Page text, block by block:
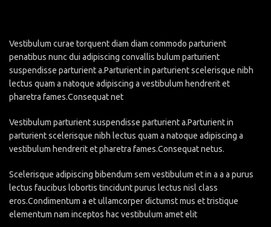
Vestibulum curae torquent diam diam commodo parturient
penatibus nunc dui adipiscing convallis bulum parturient
suspendisse parturient a.Parturient in parturient scelerisque nibh
lectus quam a natoque adipiscing a vestibulum hendrerit et
pharetra fames.Consequat net
Vestibulum parturient suspendisse parturient a.Parturient in
parturient scelerisque nibh lectus quam a natoque adipiscing a
vestibulum hendrerit et pharetra fames.Consequat netus.
Scelerisque adipiscing bibendum sem vestibulum et in a a a purus
lectus faucibus lobortis tincidunt purus lectus nisl class
eros.Condimentum a et ullamcorper dictumst mus et tristique
elementum nam inceptos hac vestibulum amet elit